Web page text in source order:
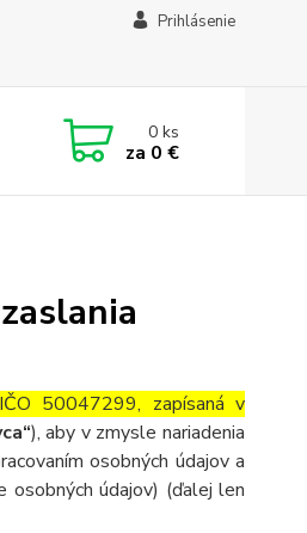
Prihlásenie
CHATBOX
0ks
za 0 €
50047299, zapísaná v
), aby v zmysle nariadenia
osobných údajov a
osobných údajov) (ďalej len